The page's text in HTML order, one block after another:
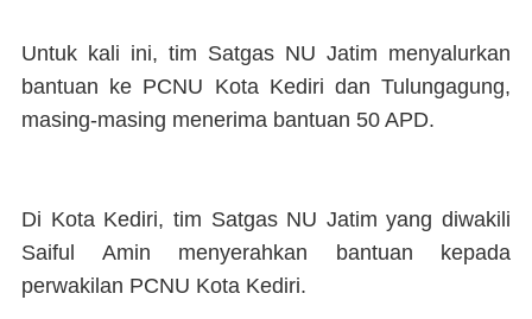
Untuk kali ini, tim Satgas NU Jatim menyalurkan
bantuan ke PCNU Kota Kediri dan Tulungagung,
masing-masing menerima bantuan 50 APD.
Di Kota Kediri, tim Satgas NU Jatim yang diwakili
Saiful Amin menyerahkan bantuan kepada
perwakilan PCNU Kota Kediri.